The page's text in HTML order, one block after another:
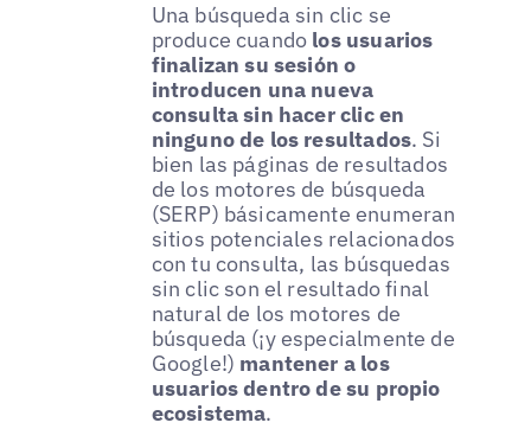
Una búsqueda sin clic se
produce cuando los usuarios
finalizan su sesión o
introducen una nueva
consulta sin hacer clic en
ninguno de los resultados. Si
bien las páginas de resultados
de los motores de búsqueda
(SERP) básicamente enumeran
sitios potenciales relacionados
con tu consulta, las búsquedas
sin clic son el resultado final
natural de los motores de
búsqueda (¡y especialmente de
Google!) mantener a los
usuarios dentro de su propio
ecosistema.